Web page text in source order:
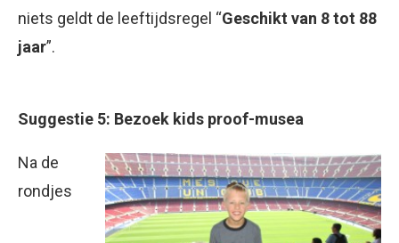
niets geldt de leeftijdsregel “Geschikt van 8 tot 88
jaar”.
Suggestie 5: Bezoek kids proof-musea
Na de
rondjes